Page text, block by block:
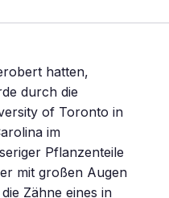
hatten,
durch die
of Toronto in
im
Pflanzenteile
mit großen Augen
Zähne eines in